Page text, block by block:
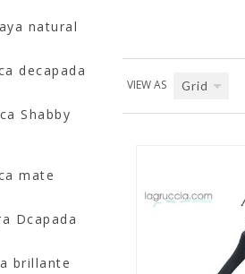
VIEW AS Grid
natural
decapada
Shabby
mate
Dcapada
brillante